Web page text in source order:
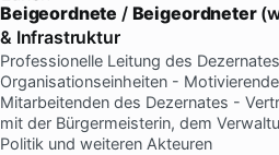
Beigeordnete / Beigeordneter
& Infrastruktur
Professionelle Leitung des
Organisationseinheiten -
Mitarbeitenden des Dezernates -
mit der Bürgermeisterin, dem
Politik und weiteren Akteuren